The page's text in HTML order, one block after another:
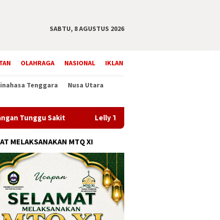
SABTU, 8 AGUSTUS 2026
OLAHRAGA NASIONAL IKLAN
Tenggara
Nusa Utara
Sakit Lelly Tonggari: Jalan Sehat Jadi
MELAKSANAKAN MTQ XI